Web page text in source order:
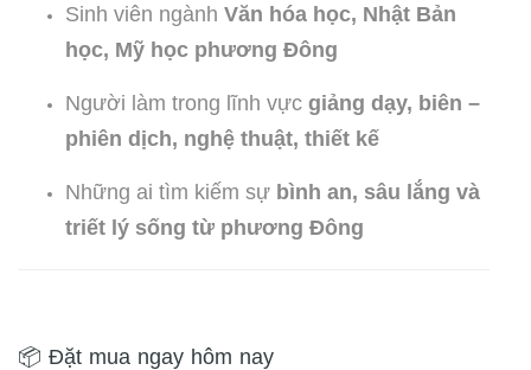
Sinh viên ngành Văn hóa học, Nhật Bản
học, Mỹ học phương Đông
Người làm trong lĩnh vực giảng dạy, biên –
phiên dịch, nghệ thuật, thiết kế
Những ai tìm kiếm sự bình an, sâu lắng và
triết lý sống từ phương Đông
📦 Đặt mua ngay hôm nay